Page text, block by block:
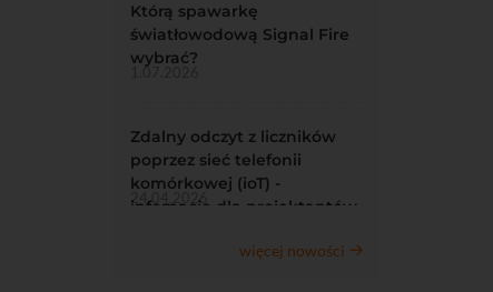
Którą spawarkę
światłowodową Signal Fire
wybrać?
1.07.2026
Zdalny odczyt z liczników
poprzez sieć telefonii
komórkowej (ioT) -
infomacje dla projektantów
24.04.2026
więcej nowości